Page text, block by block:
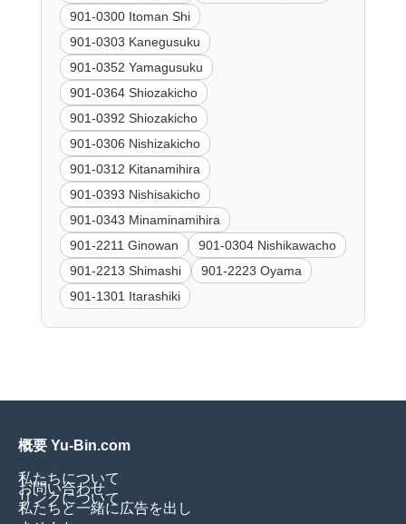
901-0300 Itoman Shi
901-0303 Kanegusuku
901-0352 Yamagusuku
901-0364 Shiozakicho
901-0392 Shiozakicho
901-0306 Nishizakicho
901-0312 Kitanamihira
901-0393 Nishisakicho
901-0343 Minaminamihira
901-2211 Ginowan
901-0304 Nishikawacho
901-2213 Shimashi
901-2223 Oyama
901-1301 Itarashiki
概要 Yu-Bin.com
私たちについて
お問い合わせ
リンクについて
私たちと一緒に広告を出し